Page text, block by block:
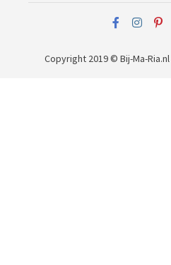
Copyright 2019 © Bij-Ma-Ria.nl